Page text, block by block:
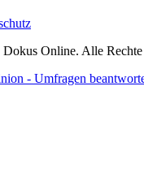
Online. Alle Rechte